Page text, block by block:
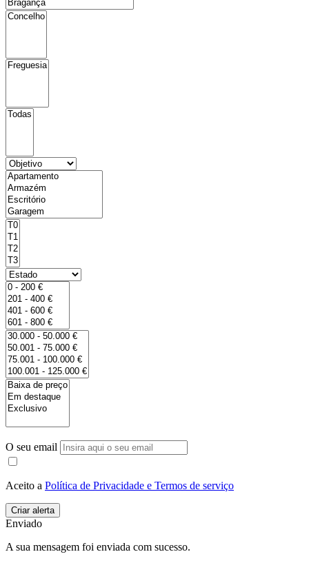
O seu email
Aceito a Política de Privacidade e Termos de serviço
Enviado
A sua mensagem foi enviada com sucesso.